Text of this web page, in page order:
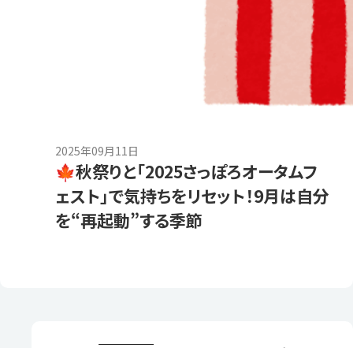
2025年09月11日
🍁秋祭りと「2025さっぽろオータムフ
ェスト」で気持ちをリセット！9月は自分
を“再起動”する季節